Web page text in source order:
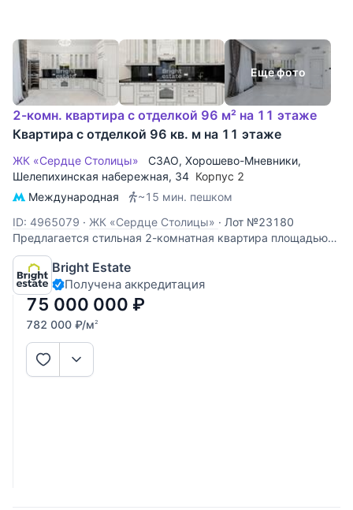
Еще фото
2-комн. квартира с отделкой 96 м² на 11 этаже
Квартира с отделкой 96 кв. м на 11 этаже
ЖК «Сердце Столицы» СЗАО, Хорошево-Мневники,
Шелепихинская набережная, 34 Корпус 2
Международная
~15 мин. пешком
ID: 4965079 · ЖК «Сердце Столицы» · Лот №23180
Предлагается стильная 2-комнатная квартира площадью
96 кв.м. в одном из самых востребованных жилых
комплексов Москвы — ЖК «Сердце Столицы». Это
пространство создано для тех, кто ценит современную
эстетику, комфорт и продуманные решения,
Bright Estate
Получена аккредитация
75 000 000 ₽
782 000 ₽/м2